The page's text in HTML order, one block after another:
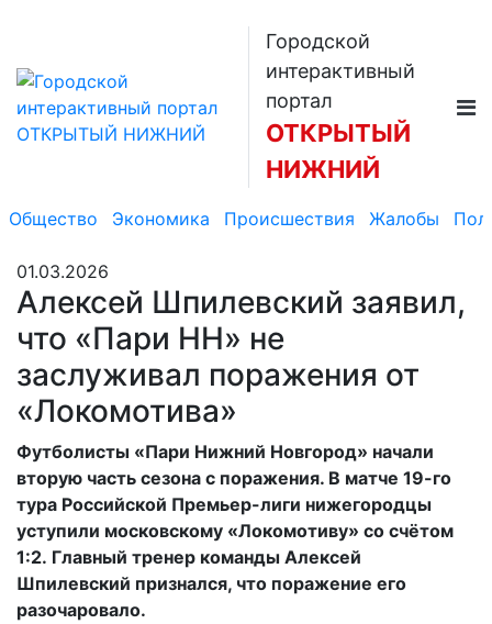
Городской
интерактивный
портал
ОТКРЫТЫЙ
НИЖНИЙ
Общество Экономика Происшествия Жалобы
01.03.2026
Алексей Шпилевский заявил,
что «Пари НН» не
заслуживал поражения от
«Локомотива»
Футболисты «Пари Нижний Новгород» начали
вторую часть сезона с поражения. В матче 19-го
тура Российской Премьер-лиги нижегородцы
уступили московскому «Локомотиву» со счётом
1:2. Главный тренер команды Алексей
Шпилевский признался, что поражение его
разочаровало.